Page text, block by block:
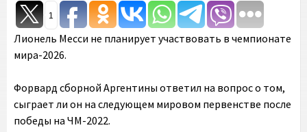
1
Лионель Месси не планирует участвовать в чемпионате
мира-2026.
Форвард сборной Аргентины ответил на вопрос о том,
сыграет ли он на следующем мировом первенстве после
победы на ЧМ-2022.